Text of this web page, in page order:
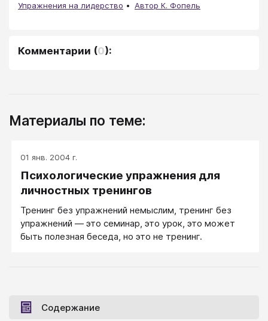
Упражнения на лидерство Автор К. Фопель
Комментарии (0):
Материалы по теме:
01 янв. 2004 г.
Психологические упражнения для
личностных тренингов
Тренинг без упражнений немыслим, тренинг без
упражнений — это семинар, это урок, это может
быть полезная беседа, но это не тренинг.
Содержание